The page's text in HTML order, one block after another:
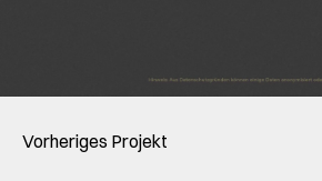
Vorheriges Projekt